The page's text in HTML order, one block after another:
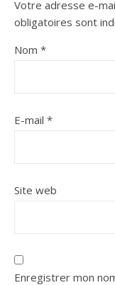
Votre adresse e-
obligatoires sont
Nom *
E-mail *
Site web
Enregistrer mon